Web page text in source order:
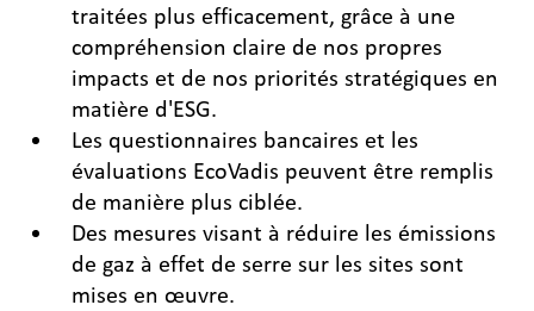
traitées plus efficacement, grâce à une
compréhension claire de nos propres
impacts et de nos priorités stratégiques en
matière d'ESG.
Les questionnaires bancaires et les
évaluations EcoVadis peuvent être remplis
de manière plus ciblée.
Des mesures visant à réduire les émissions
de gaz à effet de serre sur les sites sont
mises en œuvre.